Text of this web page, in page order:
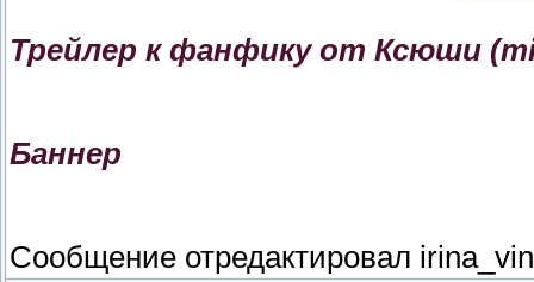
Трейлер к фанфику от Ксюши
Баннер
Сообщение отредактировал